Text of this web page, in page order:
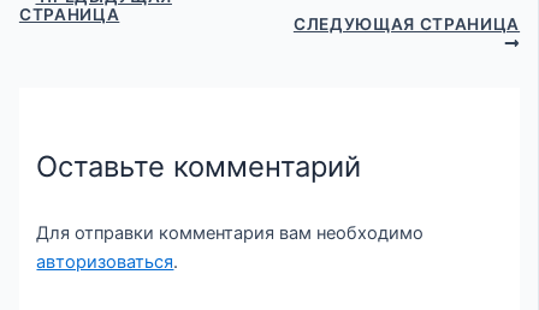
СТРАНИЦА
СЛЕДУЮЩАЯ СТРАНИЦА
Оставьте комментарий
Для отправки комментария вам необходимо
авторизоваться.